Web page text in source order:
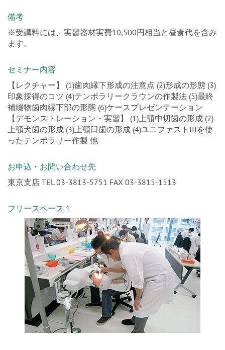
備考
※受講料には、実習器材実費10,500円相当と昼食代を含み
ます。
セミナー内容
【レクチャー】 (1)歯肉縁下形成の注意点 (2)形成の形態 (3)
印象採得のコツ (4)テンポラリークラウンの作製法 (5)最終
補綴物歯肉縁下部の形態 (6)ケースプレゼンテーション
【デモンストレーション・実習】 (1)上顎中切歯の形成 (2)
上顎犬歯の形成 (3)上顎臼歯の形成 (4)ユニファストIIIを使
ったテンポラリー作製 他
お申込・お問い合わせ先
東京支店 TEL 03-3813-5751 FAX 03-3815-1513
フリースペース 1